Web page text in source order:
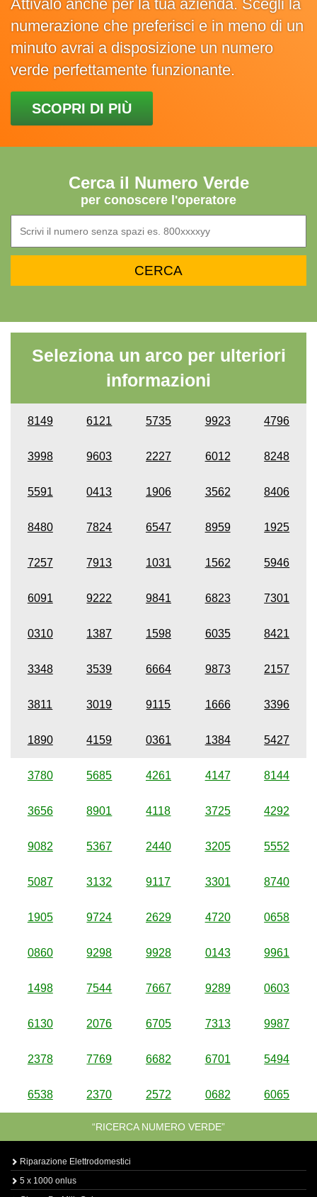
Attivalo anche per la tua azienda. Scegli la
numerazione che preferisci e in meno di un
minuto avrai a disposizione un numero
verde perfettamente funzionante.
SCOPRI DI PIÙ
Cerca il Numero Verde
per conoscere l'operatore
Seleziona un arco per ulteriori
informazioni
8149 6121 5735 9923 4796
3998 9603 2227 6012 8248
5591 0413 1906 3562 8406
8480 7824 6547 8959 1925
7257 7913 1031 1562 5946
6091 9222 9841 6823 7301
0310 1387 1598 6035 8421
3348 3539 6664 9873 2157
3811 3019 9115 1666 3396
1890 4159 0361 1384 5427
3780 5685 4261 4147 8144
3656 8901 4118 3725 4292
9082 5367 2440 3205 5552
5087 3132 9117 3301 8740
1905 9724 2629 4720 0658
0860 9298 9928 0143 9961
1498 7544 7667 9289 0603
6130 2076 6705 7313 9987
2378 7769 6682 6701 5494
6538 2370 2572 0682 6065
“RICERCA NUMERO VERDE”
Riparazione Elettrodomestici
5 x 1000 onlus